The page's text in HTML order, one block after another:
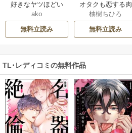
好きなヤツほどい
じめたい。XLなラ
イバル同期の不器
用な溺愛
ako
無料立読み
オタクも恋する肉
食紳士【単行本】
【電子限定特典
付】
柚樹ちひろ
無料立読み
TL･レディコミの無料作品